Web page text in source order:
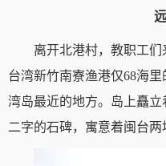
离开北港村，教职工
台湾新竹南寮渔港仅68海
湾岛最近的地方。岛上矗立
二字的石碑，寓意着闽台两